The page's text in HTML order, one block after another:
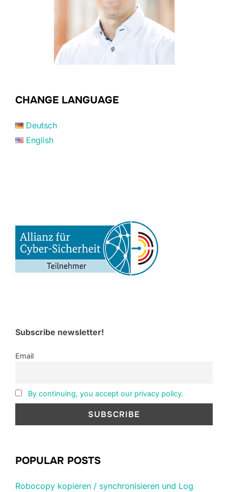
CHANGE LANGUAGE
Deutsch
English
Subscribe newsletter!
Email
By continuing, you accept our privacy policy.
POPULAR POSTS
Robocopy kopieren / synchronisieren und Log